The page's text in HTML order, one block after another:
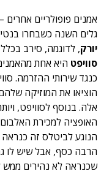
אמנים פופולריים אחרים
גלים השנה כשבחרו
יורק, לדוגמה, סירב
סוויפט היא אחת
כנגד שירותי ההזרמה.
הוציאו את המוזיקה
אלה. בנוסף לסוויפט,
האופציה למכירת
הנוגע לביטלס זה
הרבה כסף, אבל שיש לו
שכנראה לא נהירים ממש